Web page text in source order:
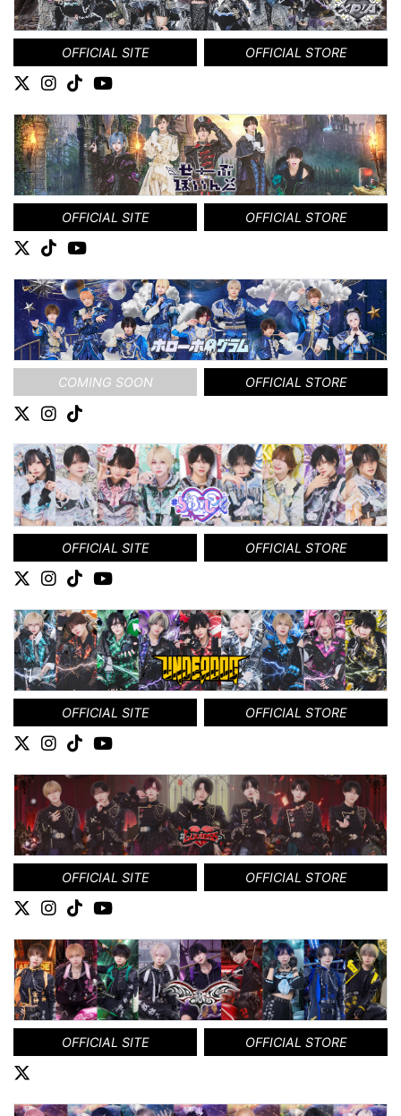
OFFICIAL SITE OFFICIAL STORE
OFFICIAL SITE OFFICIAL STORE
COMING SOON OFFICIAL STORE
OFFICIAL SITE OFFICIAL STORE
OFFICIAL SITE OFFICIAL STORE
OFFICIAL SITE OFFICIAL STORE
OFFICIAL SITE OFFICIAL STORE